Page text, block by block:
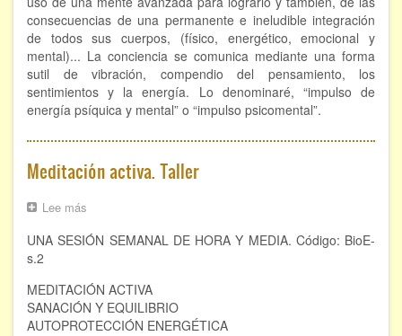
consecuencias de una permanente e ineludible integración
de todos sus cuerpos, (físico, energético, emocional y
mental)... La conciencia se comunica mediante una forma
sutil de vibración, compendio del pensamiento, los
sentimientos y la energía. Lo denominaré, “impulso de
energía psíquica y mental” o “impulso psicomental”.
Meditación activa. Taller
Lee más
activa.
UNA SESIÓN SEMANAL DE HORA Y MEDIA. Código: BioE-
s.2
MEDITACIÓN ACTIVA
SANACIÓN Y EQUILIBRIO
AUTOPROTECCIÓN ENERGÉTICA